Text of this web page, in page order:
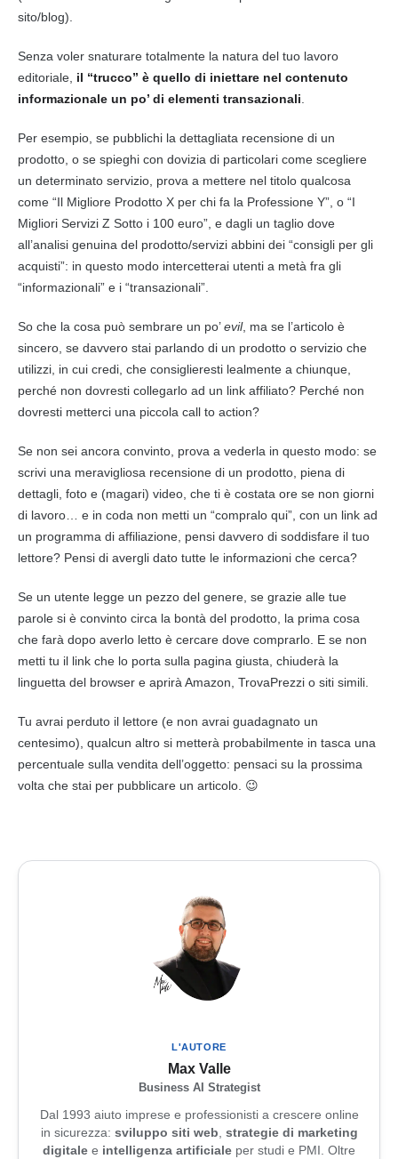
sito/blog).
Senza voler snaturare totalmente la natura del tuo lavoro
editoriale, il “trucco” è quello di iniettare nel contenuto
informazionale un po’ di elementi transazionali
Per esempio, se pubblichi la dettagliata recensione di un
prodotto, o se spieghi con dovizia di particolari come scegliere
un determinato servizio, prova a mettere nel titolo qualcosa
come “Il Migliore Prodotto X per chi fa la Professione Y”, o “I
Migliori Servizi Z Sotto i 100 euro”, e dagli un taglio dove
all’analisi genuina del prodotto/servizi abbini dei “consigli per gli
acquisti”: in questo modo intercetterai utenti a metà fra gli
“informazionali” e i “transazionali”.
So che la cosa può sembrare un po’evil, ma se l’articolo è
sincero, se davvero stai parlando di un prodotto o servizio che
utilizzi, in cui credi, che consiglieresti lealmente a chiunque,
perché non dovresti collegarlo ad un link affiliato? Perché non
dovresti metterci una piccola call to action?
Se non sei ancora convinto, prova a vederla in questo modo: se
scrivi una meravigliosa recensione di un prodotto, piena di
dettagli, foto e (magari) video, che ti è costata ore se non giorni
di lavoro… e in coda non metti un “compralo qui”, con un link ad
un programma di affiliazione, pensi davvero di soddisfare il tuo
lettore? Pensi di avergli dato tutte le informazioni che cerca?
Se un utente legge un pezzo del genere, se grazie alle tue
parole si è convinto circa la bontà del prodotto, la prima cosa
che farà dopo averlo letto è cercare dove comprarlo. E se non
metti tu il link che lo porta sulla pagina giusta, chiuderà la
linguetta del browser e aprirà Amazon, TrovaPrezzi o siti simili.
Tu avrai perduto il lettore (e non avrai guadagnato un
centesimo), qualcun altro si metterà probabilmente in tasca una
percentuale sulla vendita dell’oggetto: pensaci su la prossima
volta che stai per pubblicare un articolo. 😉
L'AUTORE
Max Valle
Business AI Strategist
Dal 1993 aiuto imprese e professionisti a crescere online
in sicurezza: sviluppo siti web strategie di marketing
digitale e intelligenza artificiale per studi e PMI. Oltre